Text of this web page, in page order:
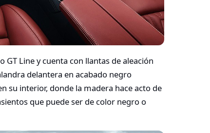
GT Line y cuenta con llantas de aleación
delantera en acabado negro
su interior, donde la madera hace acto de
que puede ser de color negro o